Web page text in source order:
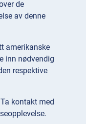
de
av denne
amerikanske
inn nødvendig
respektive
kontakt med